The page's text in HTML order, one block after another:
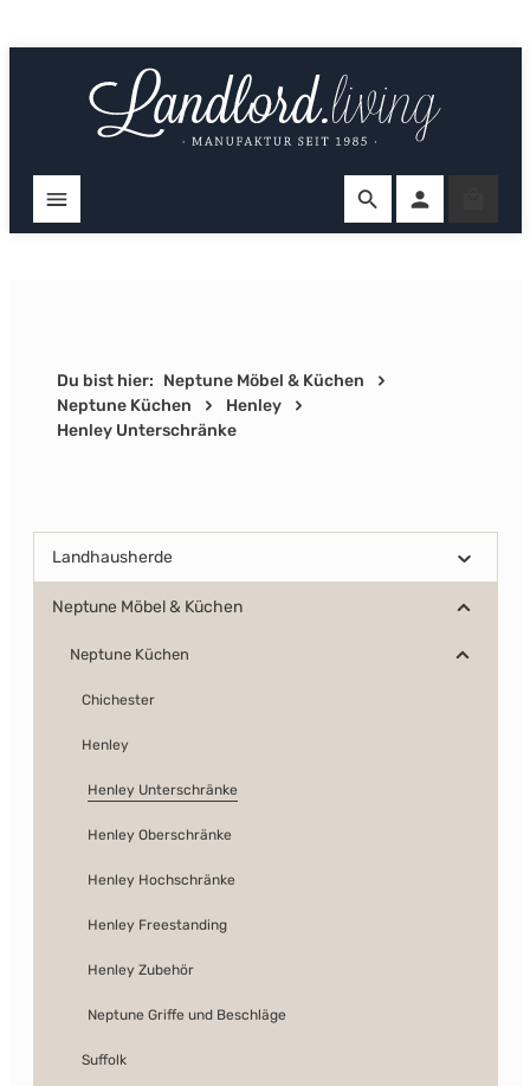
Du bist hier: Neptune Möbel & Küchen
Neptune Küchen
Henley
Henley Unterschränke
Landhausherde
Neptune Möbel & Küchen
Neptune Küchen
Chichester
Henley
Henley Unterschränke
Henley Oberschränke
Henley Hochschränke
Henley Freestanding
Henley Zubehör
Neptune Griffe und Beschläge
Suffolk